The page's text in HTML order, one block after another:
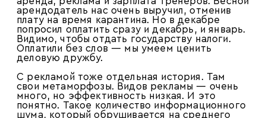
арендодатель нас очень выручил, отменив
плату на время карантина. Но в декабре
попросил оплатить сразу и декабрь, и январь.
Видимо, чтобы отдать государству налоги.
Оплатили без слов — мы умеем ценить
деловую дружбу.
С рекламой тоже отдельная история. Там
свои метаморфозы. Видов рекламы — очень
много, но эффективность низкая. И это
понятно. Такое количество информационного
шума, который обрушивается на среднего